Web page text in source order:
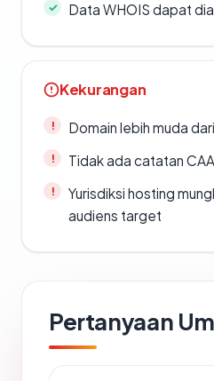
Data WHOIS dapat
Kekurangan
Domain lebih muda
Tidak ada catatan CAA
Yurisdiksi hosting
audiens target
Pertanyaan